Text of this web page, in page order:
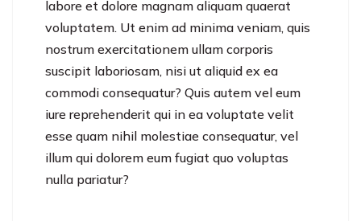
labore et dolore magnam aliquam quaerat
voluptatem. Ut enim ad minima veniam, quis
nostrum exercitationem ullam corporis
suscipit laboriosam, nisi ut aliquid ex ea
commodi consequatur? Quis autem vel eum
iure reprehenderit qui in ea voluptate velit
esse quam nihil molestiae consequatur, vel
illum qui dolorem eum fugiat quo voluptas
nulla pariatur?